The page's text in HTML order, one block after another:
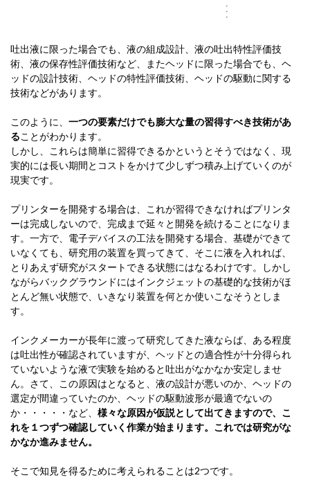
吐出液に限った場合でも、液の組成設計、液の吐出特性評価技
術、液の保存性評価技術など、またヘッドに限った場合でも、ヘ
ッドの設計技術、ヘッドの特性評価技術、ヘッドの駆動に関する
技術などがあります。
このように、 一つの要素だけでも膨大な量の習得すべき技術があ
ることがわかります。
しかし、これらは簡単に習得できるかというとそうではなく、現
実的には長い期間とコストをかけて少しずつ積み上げていくのが
現実です。
プリンターを開発する場合は、これが習得できなければプリンタ
ーは完成しないので、完成まで延々と開発を続けることになりま
す。一方で、電子デバイスの工法を開発する場合、基礎ができて
いなくても、研究用の装置を買ってきて、そこに液を入れれば、
とりあえず研究がスタートできる状態にはなるわけです。しかし
ながらバックグラウンドにはインクジェットの基礎的な技術がほ
とんど無い状態で、いきなり装置を何とか使いこなそうとしま
す。
インクメーカーが長年に渡って研究してきた液ならば、ある程度
は吐出性が確認されていますが、ヘッドとの適合性が十分得られ
ていないような液で実験を始めると吐出がなかなか安定しませ
ん。さて、この原因はとなると、液の設計が悪いのか、ヘッドの
選定が間違っていたのか、ヘッドの駆動波形が最適でないの
か・・・・・など、 様々な原因が仮説として出てきますので、こ
れを１つずつ確認していく作業が始まります。これでは研究がな
かなか進みません。
そこで知見を得るために考えられることは2つです。